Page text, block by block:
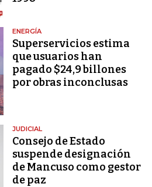
ENERGÍA
Superservicios estima
que usuarios han
pagado $24,9 billones
por obras inconclusas
JUDICIAL
Consejo de Estado
suspende designación
de Mancuso como gestor
de paz